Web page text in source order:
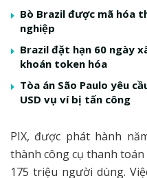
Bò Brazil được mã hóa
nghiệp
Brazil đặt hạn 60 ngày
khoán token hóa
Tòa án São Paulo yêu
USD vụ ví bị tấn công
PIX, được phát hành
thành công cụ thanh
175 triệu người dùng.